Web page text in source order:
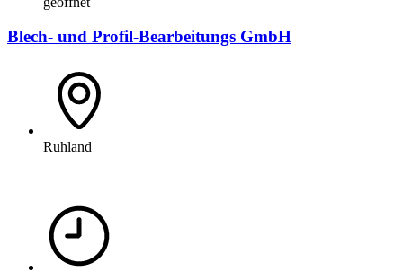
Blech- und Profil-Bearbeitungs GmbH
Ruhland